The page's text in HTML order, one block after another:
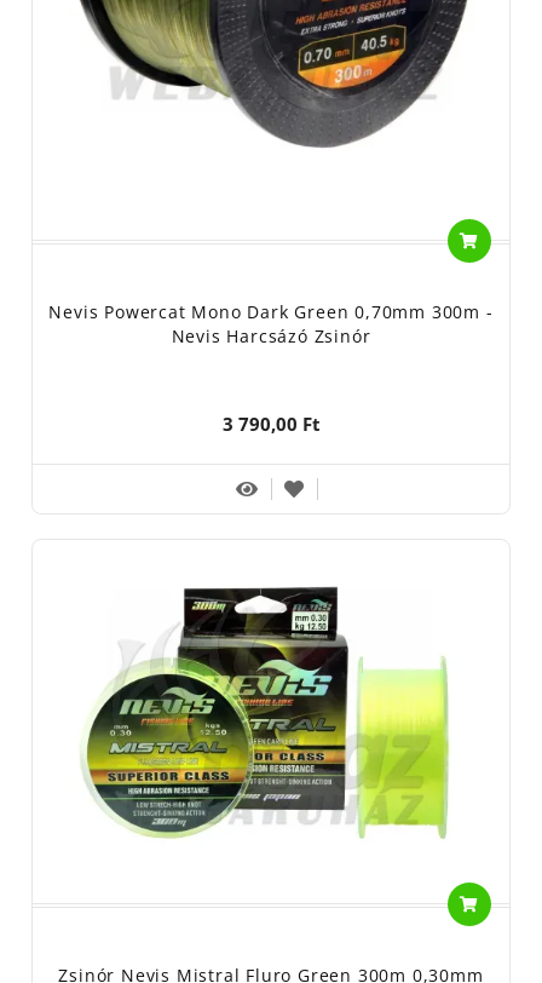
Nevis Powercat Mono Dark Green 0,70mm 300m -
Nevis Harcsázó Zsinór
3 790,00 Ft
Zsinór Nevis Mistral Fluro Green 300m 0,30mm